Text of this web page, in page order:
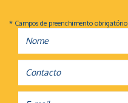
* Campos de preenchimento obrigatório